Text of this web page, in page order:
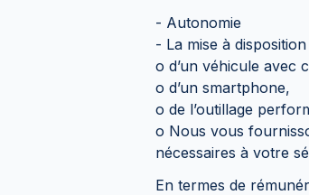
- Autonomie
- La mise à disposition
o d’un véhicule avec
o d’un smartphone,
o de l’outillage
o Nous vous
nécessaires à votre
En termes de